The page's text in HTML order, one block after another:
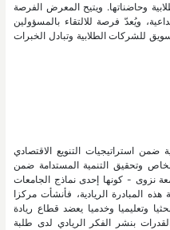
وحاضناتها. ويتيح المعرض الفرصة
ويُعدّ فرصة للالتقاء بالمسؤولين
للشركات الطلابية وتبادل الخبرات
ضمن استراتيجيات التنويع الاقتصادي
وتحقيق التنمية المستدامة ضمن
وقد تفطّنت جامعة نزوى - كونها إحدى نماذج الجامعات
المبادرة الريادية، فأنشأت مركزا
ليكون مركزا بحثيا وتعليميا وخدميا يعضد قطاع ريادة
بنشر الفكر الريادي لدى طلبة